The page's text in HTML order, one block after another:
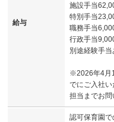
給与
施設手当
特別手当
職務手当
行政手当
別途経験手当
※2026年4月
でにご入社
担当までお問
認可保育園で